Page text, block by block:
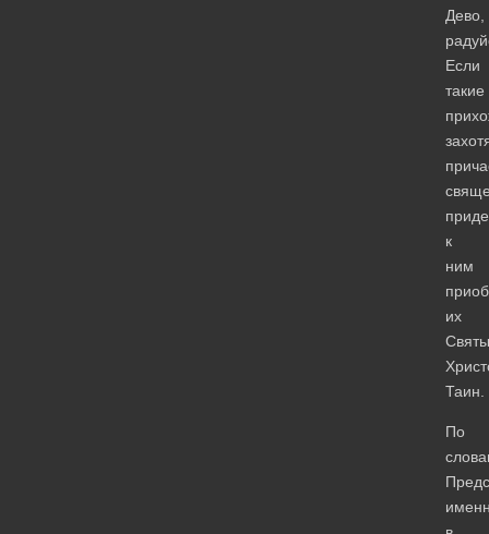
Дево,
Если
такие
к
ним
их
Таин.
По